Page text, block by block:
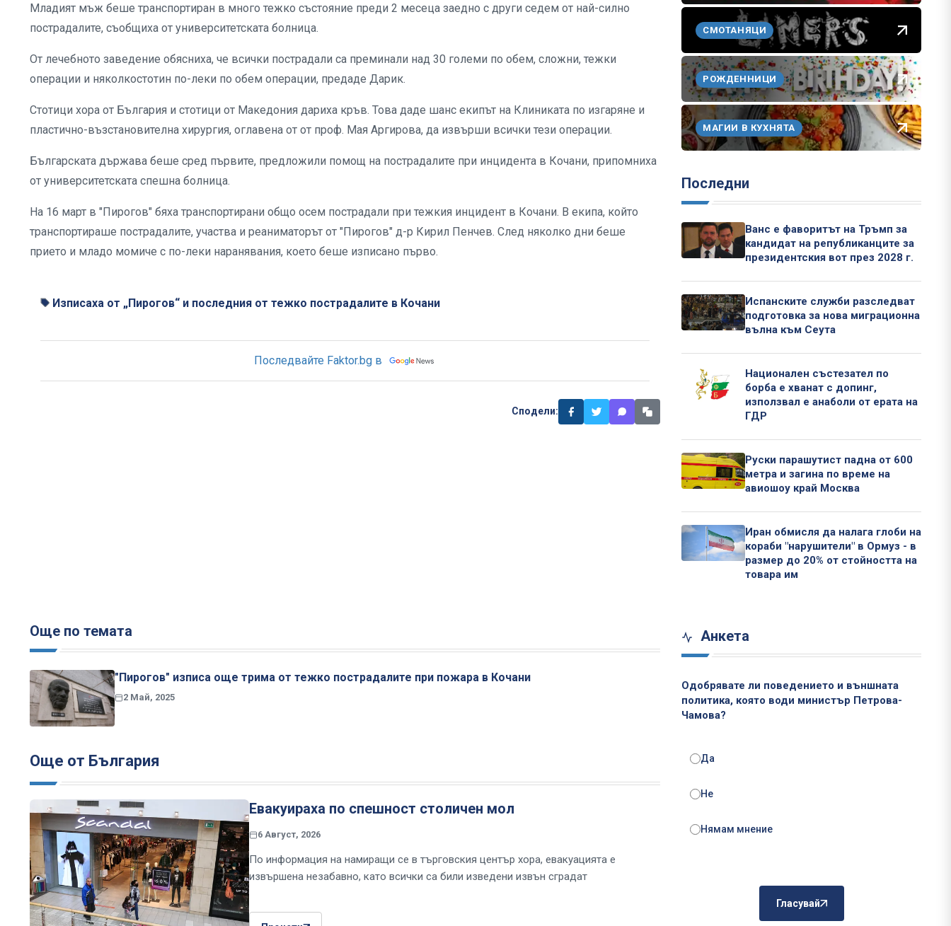
Младият мъж беше транспортиран в много тежко състояние преди 2 месеца заедно с други седем от най-силно
пострадалите, съобщиха от университетската болница.
От лечебното заведение обясниха, че всички пострадали са преминали над 30 големи по обем, сложни, тежки
операции и няколкостотин по-леки по обем операции, предаде Дарик.
Стотици хора от България и стотици от Македония дариха кръв. Това даде шанс екипът на Клиниката по изгаряне и
пластично-възстановителна хирургия, оглавена от от проф. Мая Аргирова, да извърши всички тези операции.
Българската държава беше сред първите, предложили помощ на пострадалите при инцидента в Кочани, припомниха
от университетската спешна болница.
На 16 март в "Пирогов" бяха транспортирани общо осем пострадали при тежкия инцидент в Кочани. В екипa, който
транспортираше пострадалите, участва и реаниматорът от "Пирогов" д-р Кирил Пенчев. След няколко дни беше
прието и младо момиче с по-леки наранявания, което беше изписано първо.
Изписаха от „Пирогов“ и последния от тежко пострадалите в Кочани
Последвайте Faktor.bg в
Сподели:
Още по темата
"Пирогов" изписа още трима от тежко пострадалите при пожара в Кочани
2 Май, 2025
Още от България
Евакуираха по спешност столичен мол
6 Август, 2026
По информация на намиращи се в търговския център хора, евакуацията е
извършена незабавно, като всички са били изведени извън сградат
СМОТАНЯЦИ
РОЖДЕННИЦИ
МАГИИ В КУХНЯТА
Последни
Ванс е фаворитът на Тръмп за
кандидат на републиканците за
президентския вот през 2028 г.
Испанските служби разследват
подготовка за нова миграционна
вълна към Сеута
Национален състезател по
борба е хванат с допинг,
използвал е анаболи от ерата на
ГДР
Руски парашутист падна от 600
метра и загина по време на
авиошоу край Москва
Иран обмисля да налага глоби на
кораби "нарушители" в Ормуз - в
размер до 20% от стойността на
товара им
Анкета
Одобрявате ли поведението и външната
политика, която води министър Петрова-
Чамова?
Да
Не
Нямам мнение
Гласувай